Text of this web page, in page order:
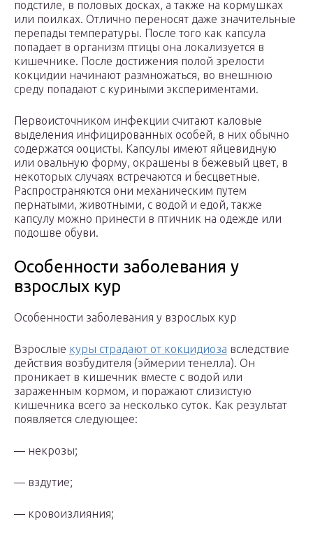
подстиле, в половых досках, а также на кормушках
или поилках. Отлично переносят даже значительные
перепады температуры. После того как капсула
попадает в организм птицы она локализуется в
кишечнике. После достижения полой зрелости
кокцидии начинают размножаться, во внешнюю
среду попадают с куриными экспериментами.
Первоисточником инфекции считают каловые
выделения инфицированных особей, в них обычно
содержатся ооцисты. Капсулы имеют яйцевидную
или овальную форму, окрашены в бежевый цвет, в
некоторых случаях встречаются и бесцветные.
Распространяются они механическим путем
пернатыми, животными, с водой и едой, также
капсулу можно принести в птичник на одежде или
подошве обуви.
Особенности заболевания у
взрослых кур
Особенности заболевания у взрослых кур
Взрослые куры страдают от кокцидиоза вследствие
действия возбудителя (эймерии тенелла). Он
проникает в кишечник вместе с водой или
зараженным кормом, и поражают слизистую
кишечника всего за несколько суток. Как результат
появляется следующее:
— некрозы;
— вздутие;
— кровоизлияния;